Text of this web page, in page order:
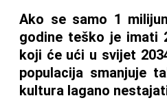
Ako se samo 1
godine teško je imati
koji će ući u svijet
populacija smanjuje
kultura lagano